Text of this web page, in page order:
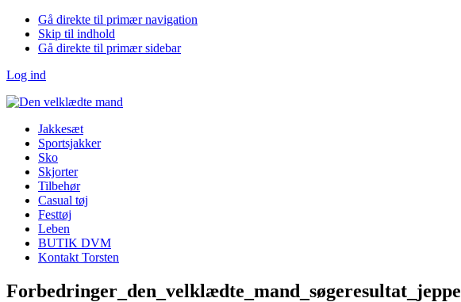
Gå direkte til primær navigation
Skip til indhold
Gå direkte til primær sidebar
Log ind
Jakkesæt
Sportsjakker
Sko
Skjorter
Tilbehør
Casual tøj
Festtøj
Leben
BUTIK DVM
Kontakt Torsten
Forbedringer_den_velklædte_mand_søgeresultat_jeppe